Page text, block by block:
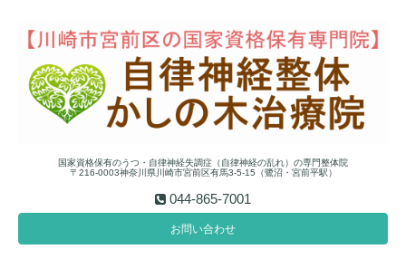
国家資格保有のうつ・自律神経失調症（自律神経の乱れ）の専門整体院
〒216-0003神奈川県川崎市宮前区有馬3-5-15（鷺沼・宮前平駅）
044-865-7001
お問い合わせ